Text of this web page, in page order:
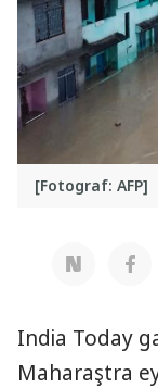
[Fotograf: AFP]
India Today
Maharaştra